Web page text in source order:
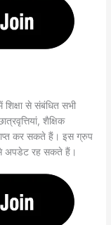
से संबंधित सभी
शैक्षिक
कर सकते हैं। इस ग्रुप
अपडेट रह सकते हैं।